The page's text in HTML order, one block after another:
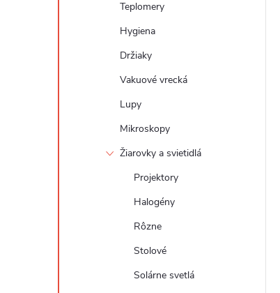
Teplomery
Hygiena
Držiaky
Vakuové vrecká
Lupy
Mikroskopy
Žiarovky a svietidlá
Projektory
Halogény
Rôzne
Stolové
Solárne svetlá